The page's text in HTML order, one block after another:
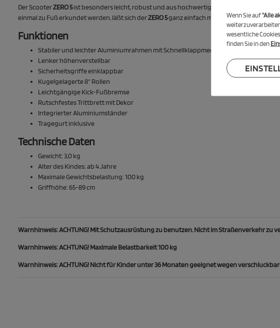
Der ScooterZERO 5ist besonders leicht, robust und aus hochwertigem Material
einmal zu Fuß erkundet werden, läßt sich derZERO 5ganz einfach mit dem Tragegurt
Funktionen
Stabiler und leichter Aluminiumrahmen mit Schnellklappmechanismus
Lenker höhenverstellbar
Sicherheitsgriffe einklappbar
Kugelgelagerte 8“ Rollen
Leichtgängige Kick-Fußbremse
Rutschfestes Trittbrett mit Dekor
Integrierter Aluminiumständer
Tragegurt inklusive
Technische Daten
Gewicht: 3,0 kg
Alter des Kindes: ab 4 Jahre
Maximale Gewichtsbelastung: 100 kg
Griffhöhe: 65-89 cm
Warnhinweis: ACHTUNG! Mit Schutzausrüstung zu benutzen. Nicht im Straßenverkehr zu
Warnhinweis: ACHTUNG! Maximale Belastbarkeit 100 kg
Warnhinweis: ACHTUNG! Nicht für Kinder unter 36 Monaten geeignet wegen
Wenn Sie auf"Alle
wesentliche
finden Sie in den